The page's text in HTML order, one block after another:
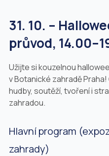
31. 10. –
průvod,
Užijte si kouzelnou
v Botanické zahradě
hudby, soutěží, tvoření i
zahradou.
Hlavní program
zahrady)